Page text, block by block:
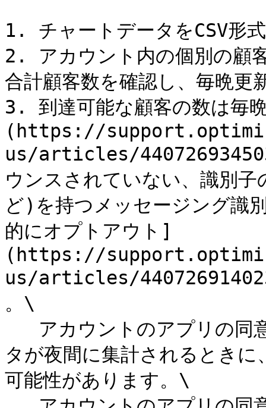
1. チャートデータをCSV形
2. アカウント内の個別の顧
合計顧客数を確認し、毎晩更
3. 到達可能な顧客の数は毎
(https://
us/articles/
ウンスされていない、識別
ど)を持つメッセージング識
的にオプトアウト]
(https://
us/articles/
。\
タが夜間に集計されるとき
可能性があります。\